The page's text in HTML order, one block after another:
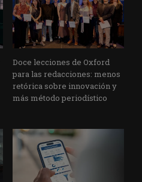
Doce lecciones de Oxford
para las redacciones: menos
retórica sobre innovación y
más método periodístico